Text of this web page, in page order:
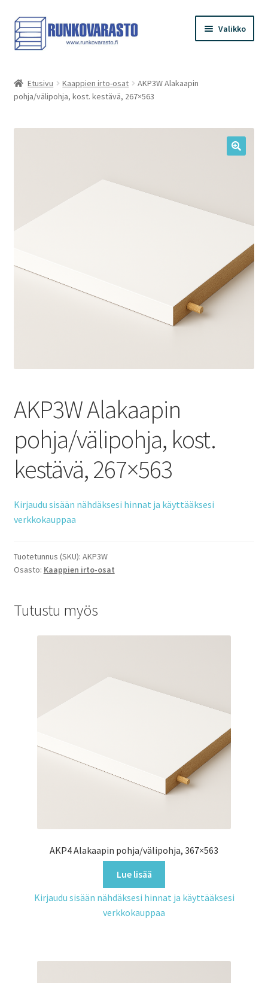
Siirry
navigointiin
Siirry
sisältöön
Valikko
Kauppa
Ostoskori
Etusivu Kaappien irto-osat
AKP3W Alakaapin
pohja/välipohja, kost. kestävä, 267×563
AKP3W Alakaapin
pohja/välipohja, kost.
kestävä, 267×563
Kirjaudu sisään nähdäksesi hinnat ja käyttääksesi
verkkokauppaa
Tuotetunnus (SKU): AKP3W
Osasto: Kaappien irto-osat
Tutustu myös
AKP4 Alakaapin pohja/välipohja, 367×563
Lue lisää
Kirjaudu sisään nähdäksesi hinnat ja käyttääksesi
verkkokauppaa